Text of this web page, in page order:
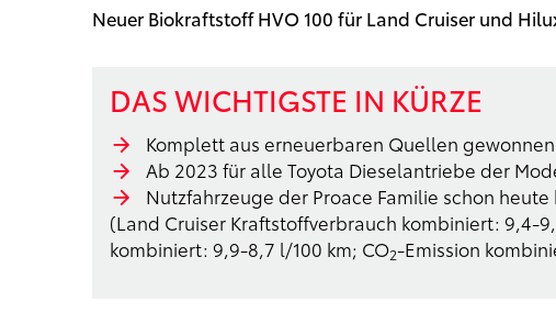
Neuer Biokraftstoff HVO 100 für Land Cruiser und
DAS WICHTIGSTE IN KÜRZE
Komplett aus erneuerbaren Quellen gewonnen
Ab 2023 für alle Toyota Dieselantriebe der
Nutzfahrzeuge der Proace Familie schon
(Land Cruiser Kraftstoffverbrauch kombiniert: 9,4-
kombiniert: 9,9-8,7 l/100 km; CO2-Emission